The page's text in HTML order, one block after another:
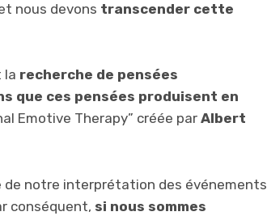
nous devons transcender cette
la recherche de pensées
que ces pensées produisent en
Emotive Therapy” créée parAlbert
de notre interprétation des événements
conséquent, si nous sommes